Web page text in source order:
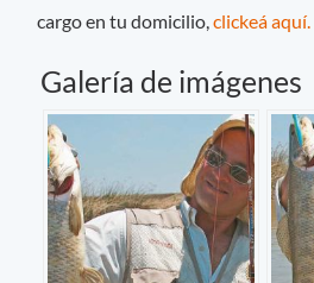
cargo en tu domicilio,clickeá aquí.
Galería de imágenes